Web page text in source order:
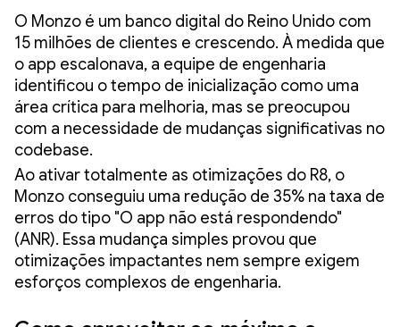
O Monzo é um banco digital do Reino Unido com
15 milhões de clientes e crescendo. À medida que
o app escalonava, a equipe de engenharia
identificou o tempo de inicialização como uma
área crítica para melhoria, mas se preocupou
com a necessidade de mudanças significativas no
codebase.
Ao ativar totalmente as otimizações do R8, o
Monzo conseguiu uma redução de 35% na taxa de
erros do tipo "O app não está respondendo"
(ANR). Essa mudança simples provou que
otimizações impactantes nem sempre exigem
esforços complexos de engenharia.